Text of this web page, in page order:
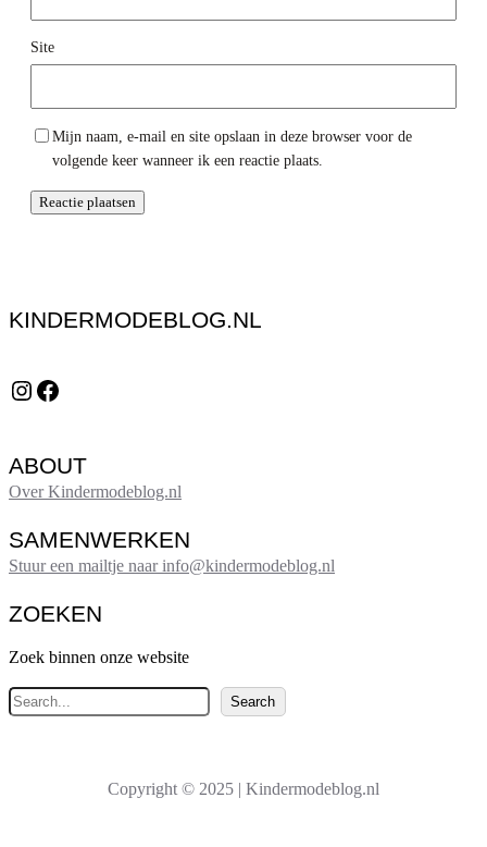
Site
Mijn naam, e-mail en site opslaan in deze browser voor de
volgende keer wanneer ik een reactie plaats.
KINDERMODEBLOG.NL
Instagram Facebook
ABOUT
Over Kindermodeblog.nl
SAMENWERKEN
Stuur een mailtje naar info@kindermodeblog.nl
ZOEKEN
Zoek binnen onze website
Z
o
e
Search
Copyright © 2025 | Kindermodeblog.nl